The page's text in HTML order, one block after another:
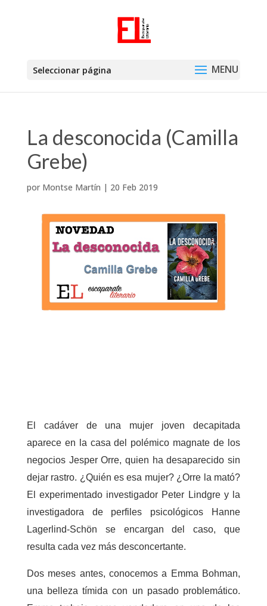
Seleccionar página
La desconocida (Camilla
Grebe)
por Montse Martín | 20 Feb 2019
El cadáver de una mujer joven decapitada
aparece en la casa del polémico magnate de los
negocios Jesper Orre, quien ha desaparecido sin
dejar rastro. ¿Quién es esa mujer? ¿Orre la mató?
El experimentado investigador Peter Lindgre y la
investigadora de perfiles psicológicos Hanne
Lagerlind-Schön se encargan del caso, que
resulta cada vez más desconcertante.
Dos meses antes, conocemos a Emma Bohman,
una belleza tímida con un pasado problemático.